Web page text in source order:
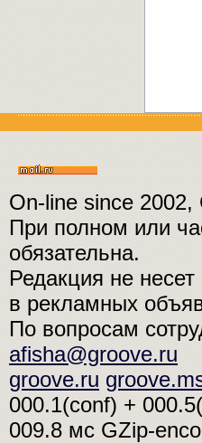
On-line since
При полном или
обязательна.
Редакция не
в рекламных
По вопросам
afisha@groove.ru
groove.ru
000.1(conf) +
009.8 мсGZip-